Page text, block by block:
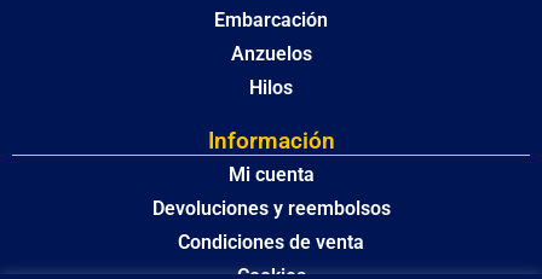
Embarcación
Anzuelos
Hilos
Información
Mi cuenta
Devoluciones y reembolsos
Condiciones de venta